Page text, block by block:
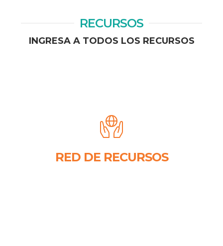
RECURSOS
INGRESA A TODOS LOS RECURSOS
RED DE RECURSOS